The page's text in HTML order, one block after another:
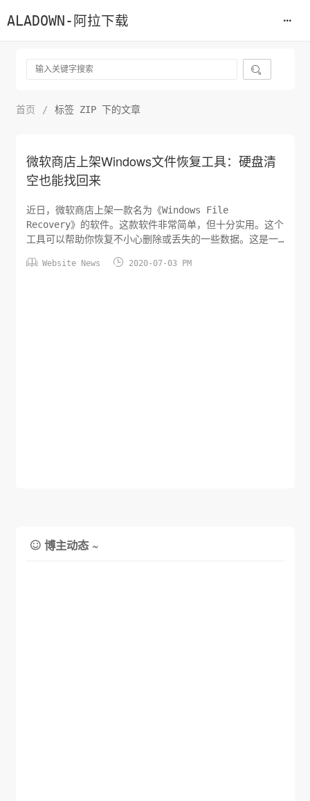
ALADOWN-阿拉下载

首页 / 标签 ZIP 下的文章
微软商店上架Windows文件恢复工具：硬盘清
空也能找回来
近日，微软商店上架一款名为《Windows File
Recovery》的软件。这款软件非常简单，但十分实用。这个
工具可以帮助你恢复不小心删除或丢失的一些数据。这是一
了，它也可以恢复照片、文档、视频等文件。值得一提的
 Website News  2020-07-03 PM
 博主动态 ~